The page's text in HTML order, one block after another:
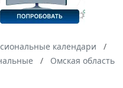
календари
Омская область